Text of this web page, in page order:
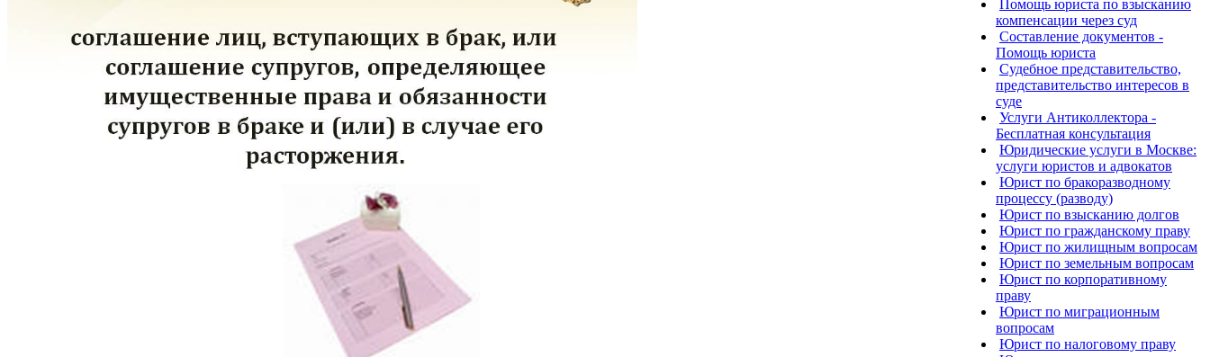
Помощь юриста по взысканию
компенсации через суд
Составление документов -
Помощь юриста
Судебное представительство,
представительство интересов в
суде
Услуги Антиколлектора -
Бесплатная консультация
Юридические услуги в Москве:
услуги юристов и адвокатов
Юрист по бракоразводному
процессу (разводу)
Юрист по взысканию долгов
Юрист по гражданскому праву
Юрист по жилищным вопросам
Юрист по земельным вопросам
Юрист по корпоративному
праву
Юрист по миграционным
вопросам
Юрист по налоговому праву